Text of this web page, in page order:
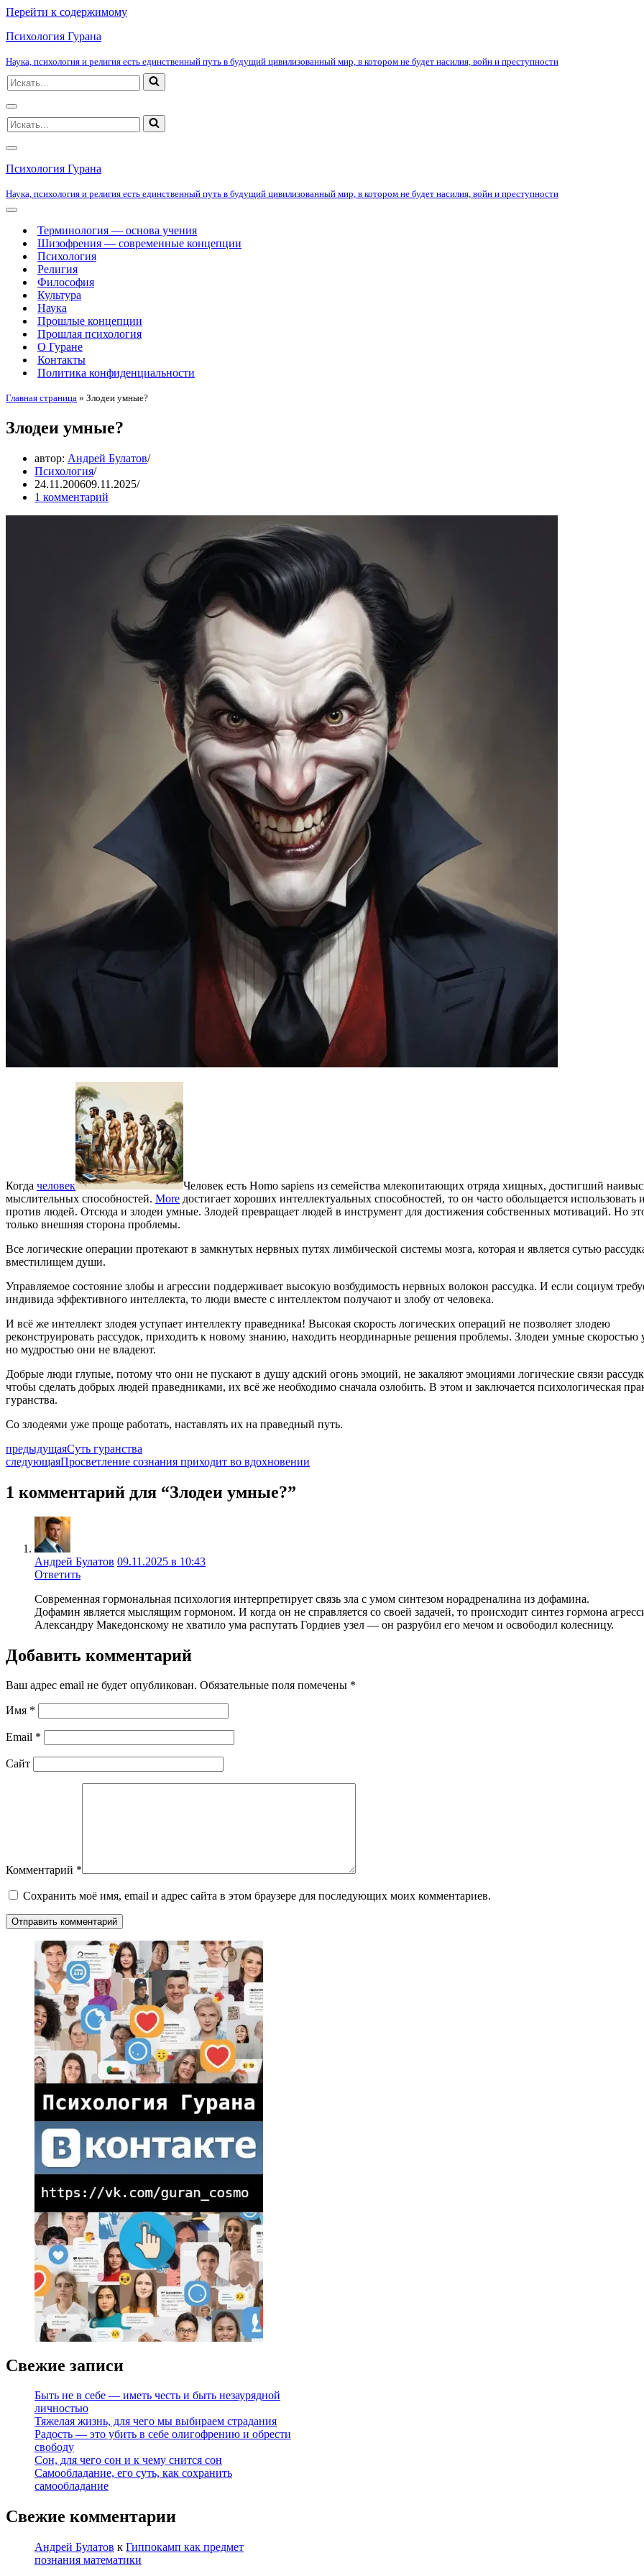
Перейти к содержимому
Психология Гурана
Наука, психология и религия есть единственный путь в будущий цивилизованный мир, в котором не будет насилия, войн и преступности
Искать...
Меню
навигации
Искать...
Меню
навигации
Психология Гурана
Наука, психология и религия есть единственный путь в будущий цивилизованный мир, в котором не будет насилия, войн и преступности
Меню
навигацииТерминология — основа учения
Шизофрения — современные концепции
Психология
Религия
Философия
Культура
Наука
Прошлые концепции
Прошлая психология
О Гуране
Контакты
Политика конфиденциальности
Главная страница » Злодеи умные?
Злодеи умные?
автор: Андрей Булатов
Психология
24.11.200609.11.2025
1 комментарий
Когда человек
Человек есть Homo sapiens из семейства млекопитающих отряда хищных, достигший
мыслительных способностей. More достигает хороших интеллектуальных способностей, то он часто обольщается использовать
против людей. Отсюда и злодеи умные. Злодей превращает людей в инструмент для достижения собственных мотиваций. Но
только внешняя сторона проблемы.
Все логические операции протекают в замкнутых нервных путях лимбической системы мозга, которая и является сутью
вместилищем души.
Управляемое состояние злобы и агрессии поддерживает высокую возбудимость нервных волокон рассудка. И если социум
индивида эффективного интеллекта, то люди вместе с интеллектом получают и злобу от человека.
И всё же интеллект злодея уступает интеллекту праведника! Высокая скорость логических операций не позволяет злодею
реконструировать рассудок, приходить к новому знанию, находить неординарные решения проблемы. Злодеи умные скоростью
но мудростью они не владеют.
Добрые люди глупые, потому что они не пускают в душу адский огонь эмоций, не закаляют эмоциями логические связи
чтобы сделать добрых людей праведниками, их всё же необходимо сначала озлобить. В этом и заключается психологическая
гуранства.
Со злодеями уже проще работать, наставлять их на праведный путь.
предыдущаяСуть гуранства
следующаяПросветление сознания приходит во вдохновении
1 комментарий для “Злодеи умные?”
Андрей Булатов 09.11.2025 в 10:43
Ответить
Современная гормональная психология интерпретирует связь зла с умом синтезом норадреналина из дофамина.
Дофамин является мыслящим гормоном. И когда он не справляется со своей задачей, то происходит синтез гормона
Александру Македонскому не хватило ума распутать Гордиев узел — он разрубил его мечом и освободил колесницу.
Добавить комментарий
Ваш адрес email не будет опубликован. Обязательные поля помечены *
Имя *
Email *
Сайт
Комментарий *
Сохранить моё имя, email и адрес сайта в этом браузере для последующих моих комментариев.
Свежие записи
Быть не в себе — иметь честь и быть незаурядной
личностью
Тяжелая жизнь, для чего мы выбираем страдания
Радость — это убить в себе олигофрению и обрести
свободу
Сон, для чего сон и к чему снится сон
Самообладание, его суть, как сохранить
самообладание
Свежие комментарии
Андрей Булатов к Гиппокамп как предмет
познания математики